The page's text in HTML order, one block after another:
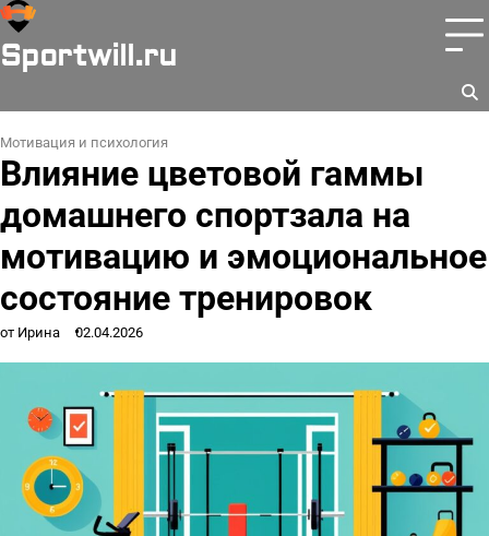
Перейти
содержимому
Sportwill.ru
Мотивация и психология
Влияние цветовой гаммы
домашнего спортзала на
мотивацию и эмоциональное
состояние тренировок
от Ирина 02.04.2026